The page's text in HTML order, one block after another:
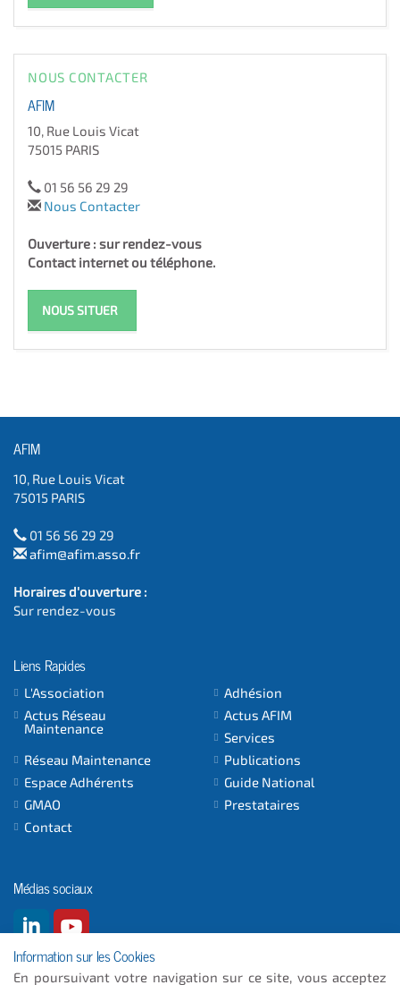
NOUS CONTACTER
AFIM
10, Rue Louis Vicat
75015 PARIS
01 56 56 29 29
Nous Contacter
Ouverture : sur rendez-vous
Contact internet ou téléphone.
NOUS SITUER
AFIM
10, Rue Louis Vicat
75015 PARIS
01 56 56 29 29
afim@afim.asso.fr
Horaires d'ouverture :
Sur rendez-vous
Liens Rapides
L'Association
Adhésion
Actus Réseau
Maintenance
Actus AFIM
Services
Réseau Maintenance
Publications
Espace Adhérents
Guide National
GMAO
Prestataires
Contact
Médias sociaux
Information sur les Cookies
En poursuivant votre navigation sur ce site, vous acceptez